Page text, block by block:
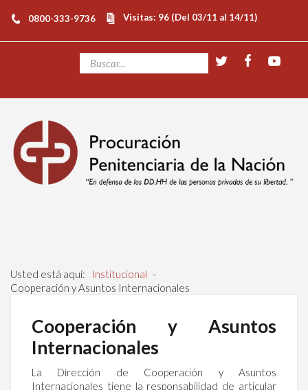
0800-333-9736 Visitas: 96 (Del 03/11 al 14/11)
Usted está aquí: Institucional -
Cooperación y Asuntos Internacionales
Cooperación y Asuntos
Internacionales
La Dirección de Cooperación y Asuntos
Internacionales tiene la responsabilidad de articular